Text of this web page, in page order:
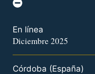
En línea
Diciembre 2025
Córdoba (España)